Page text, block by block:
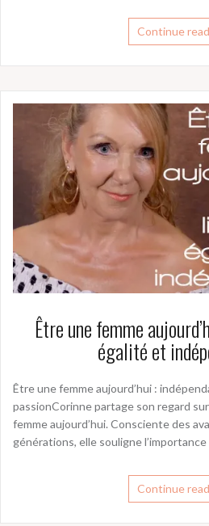
Continue
Être une femme
égalité et
Être une femme aujourd’hui :
passionCorinne partage son regard
femme aujourd’hui. Consciente des
générations, elle souligne
Continue